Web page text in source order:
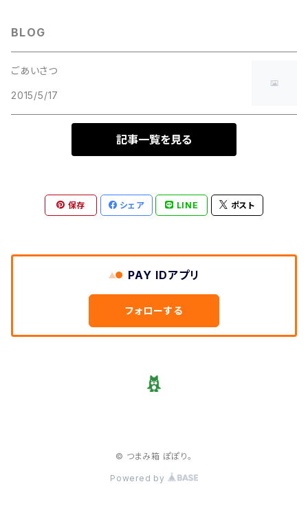
BLOG
ごあいさつ
2015/5/17
記事一覧を見る
保存 シェア LINE ポスト
PAY IDアプリ
フォローする
© つまみ箱 ぽぽり。
Powered by